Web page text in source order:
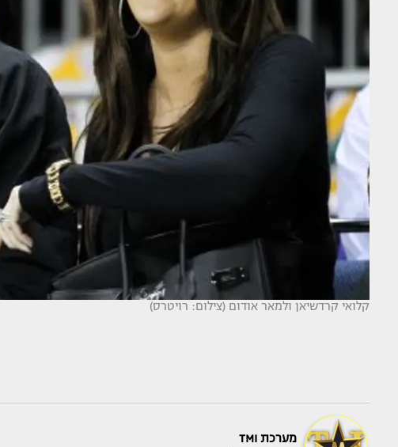
קלואי קרדשיאן ולמאר אודום (צילום: רויטרס)
מערכת TMI